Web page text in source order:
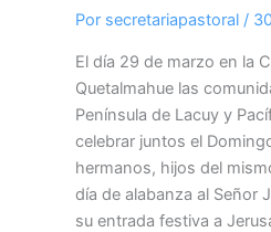
Por secretariapastoral /
El día 29 de marzo en la
Quetalmahue las
Península de Lacuy y
celebrar juntos el
hermanos, hijos del
día de alabanza al Señor
su entrada festiva a